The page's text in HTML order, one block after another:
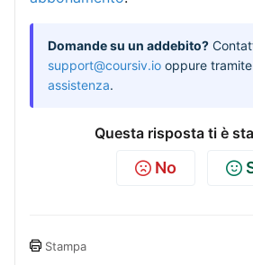
Domande su un addebito?
support@coursiv.io oppure
assistenza.
Questa risposta ti è
No
Stampa